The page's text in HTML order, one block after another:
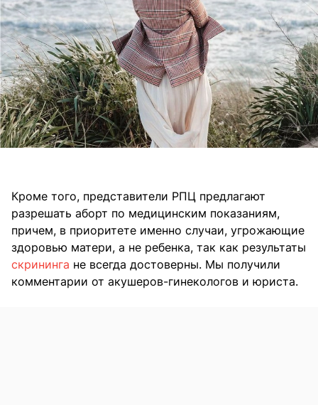
Кроме того, представители РПЦ предлагают
разрешать аборт по медицинским показаниям,
причем, в приоритете именно случаи, угрожающие
здоровью матери, а не ребенка, так как результаты
скрининга не всегда достоверны. Мы получили
комментарии от акушеров-гинекологов и юриста.